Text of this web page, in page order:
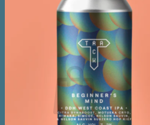
Ølsmagning
Om ØL2GO
Kontakt
0,00 kr.